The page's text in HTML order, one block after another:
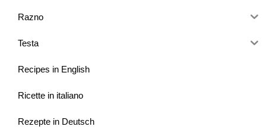
Razno
Testa
Recipes in English
Ricette in italiano
Rezepte in Deutsch